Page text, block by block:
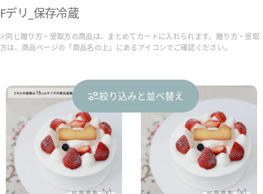
Fデリ_保存冷蔵
※同じ贈り方・受取方の商品は、まとめてカートに入れられます。贈り方・受取
方は、商品ページの「商品名の上」にあるアイコンでご確認ください。
絞り込みと並べ替え